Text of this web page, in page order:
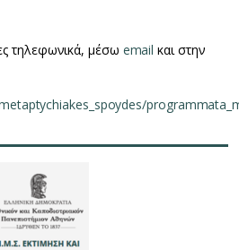
τηλεφωνικά, μέσω email και στην